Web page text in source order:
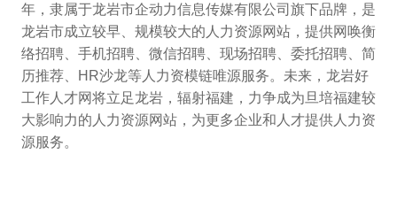
年，隶属于龙岩市企动力信息传媒有限公司旗下品牌，是
龙岩市成立较早、规模较大的人力资源网站，提供网唤衡
络招聘、手机招聘、微信招聘、现场招聘、委托招聘、简
历推荐、HR沙龙等人力资模链唯源服务。未来，龙岩好
工作人才网将立足龙岩，辐射福建，力争成为旦培福建较
大影响力的人力资源网站，为更多企业和人才提供人力资
源服务。